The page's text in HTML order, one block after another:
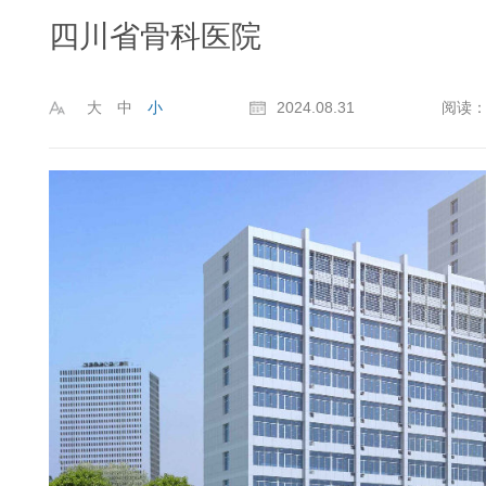
四川省骨科医院
大 中 小 2024.08.31 阅读